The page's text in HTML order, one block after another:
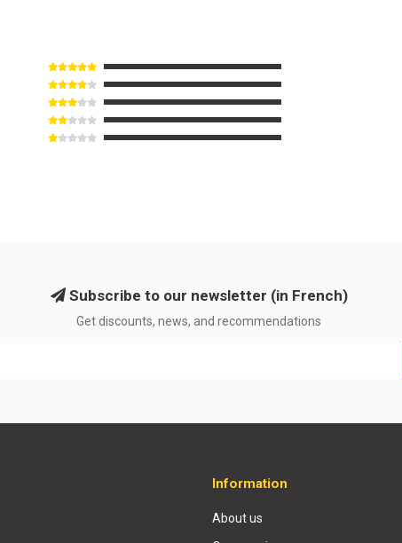
Subscribe to our newsletter (in French)
Get discounts, news, and recommendations
Information
About us